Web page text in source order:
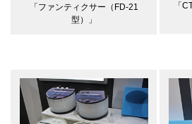
「ファンティクサー（FD-21
型）」
「